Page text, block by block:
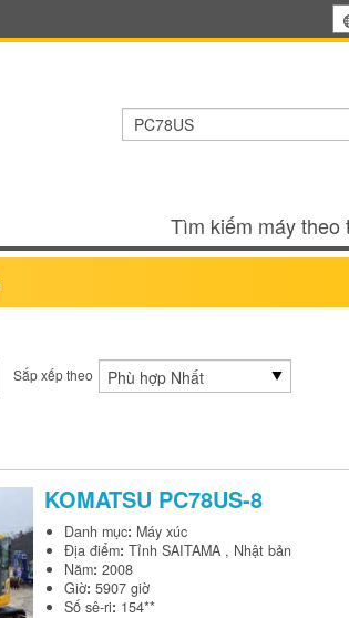
Tìm kiếm máy theo
Sắp xếp theo
KOMATSU PC78US-8
Danh mục: Máy xúc
Địa điểm: Tỉnh SAITAMA , Nhật bản
Năm: 2008
Giờ: 5907 giờ
Số sê-ri: 154**